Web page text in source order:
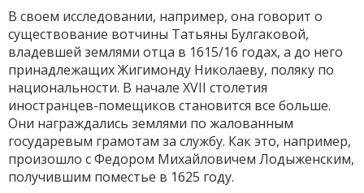
В своем исследовании, например, она говорит о
существование вотчины Татьяны Булгаковой,
владевшей землями отца в 1615/16 годах, а до него
принадлежащих Жигимонду Николаеву, поляку по
национальности. В начале XVII столетия
иностранцев-помещиков становится все больше.
Они награждались землями по жалованным
государевым грамотам за службу. Как это, например,
произошло с Федором Михайловичем Лодыженским,
получившим поместье в 1625 году.